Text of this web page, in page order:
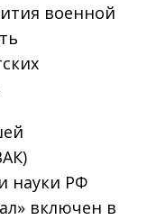
военной
науки РФ
включен в